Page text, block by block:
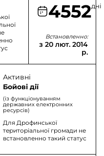
4552дні
Встановленно:
з 20 лют. 2014
р.
Активні
Бойові дії
(із функціонуванням
державних електронних
ресурсів)
Для Дрофинської
територіальної громади не
встановленно такий статус